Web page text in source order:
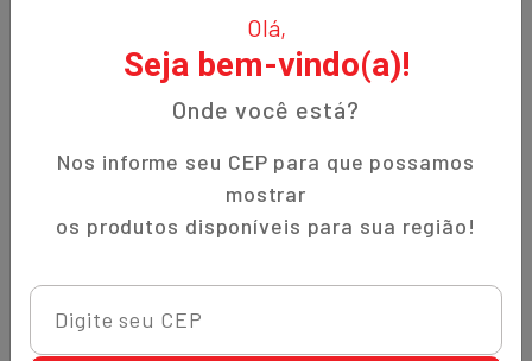
Olá,
Seja bem-vindo(a)!
Onde você está?
Nos informe seu CEP para que possamos
mostrar
os produtos disponíveis para sua região!
experiência, é especializada em produtos orientais e naturais.
Fundada no bairro Bigorrilho em Curitiba, temos o
compromisso de oferecer aos nossos clientes qualidade,
preços justos e um atendimento excepcional. Descubra a
autenticidade e a tradição em cada produto!
Institucional
Política de Privacidade
Prazos de Entrega